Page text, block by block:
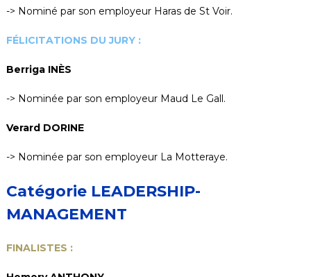
-> Nominé par son employeur Haras de St Voir.
FÉLICITATIONS DU JURY :
Berriga INÈS
-> Nominée par son employeur Maud Le Gall.
Verard DORINE
-> Nominée par son employeur La Motteraye.
Catégorie LEADERSHIP-
MANAGEMENT
FINALISTES :